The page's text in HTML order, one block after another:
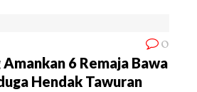
0
6 Remaja Bawa
Hendak Tawuran